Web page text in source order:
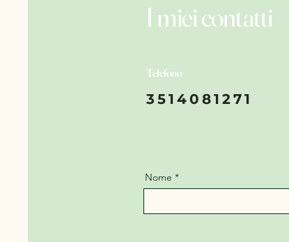
I miei contatti
Telefono
3514081271
Nome